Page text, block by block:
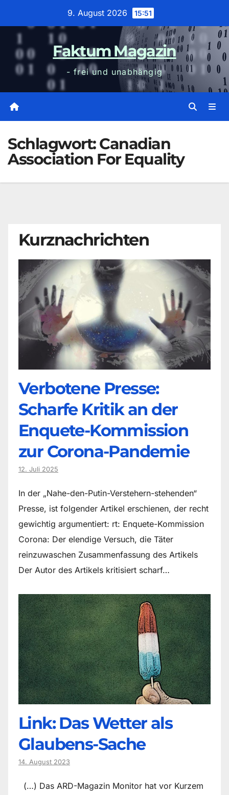
9. August 2026 15:51
Faktum Magazin
- frei und unabhängig
Schlagwort:Canadian
Association For Equality
Kurznachrichten
Verbotene Presse:
Scharfe Kritik an der
Enquete-Kommission
zur Corona-Pandemie
12. Juli 2025
In der „Nahe-den-Putin-Verstehern-stehenden“
Presse, ist folgender Artikel erschienen, der recht
gewichtig argumentiert: rt: Enquete-Kommission
Corona: Der elendige Versuch, die Täter
reinzuwaschen Zusammenfassung des Artikels
Der Autor des Artikels kritisiert scharf…
Link: Das Wetter als
Glaubens-Sache
14. August 2023
(…) Das ARD-Magazin Monitor hat vor Kurzem